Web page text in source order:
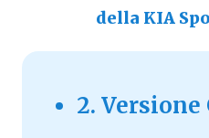
della KIA
2.